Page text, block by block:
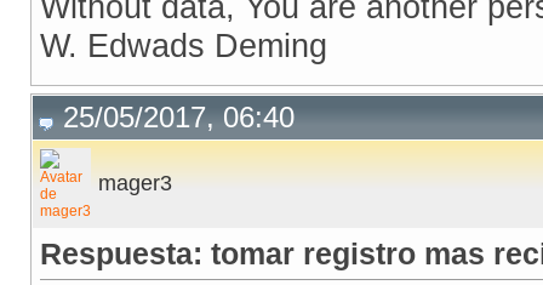
W. Edwads Deming
25/05/2017, 06:40
mager3
Respuesta: tomar registro mas